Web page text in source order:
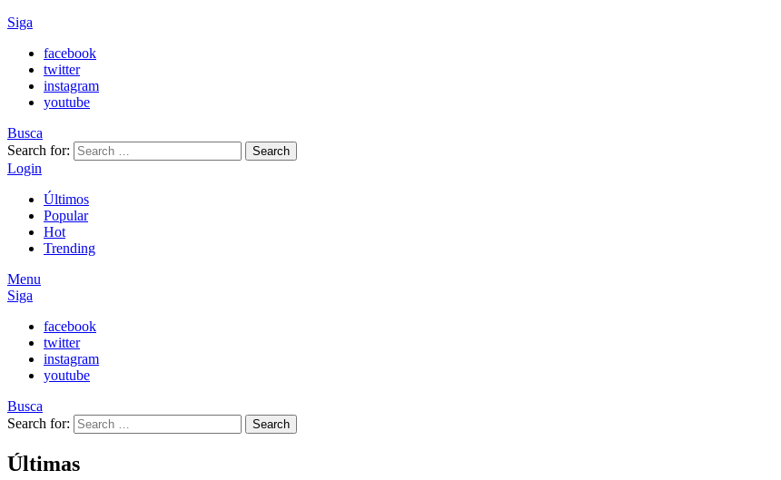
Siga
facebook
twitter
instagram
youtube
Busca
Search for:
Search
Login
Últimos
Popular
Hot
Trending
Menu
Siga
facebook
twitter
instagram
youtube
Busca
Search for:
Search
Últimas